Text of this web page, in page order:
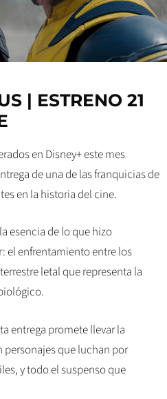
| ESTRENO 21
en Disney+ este mes
de una de las franquicias de
en la historia del cine.
esencia de lo que hizo
el enfrentamiento entre los
letal que representa la
entrega promete llevar la
personajes que luchan por
y todo el suspenso que